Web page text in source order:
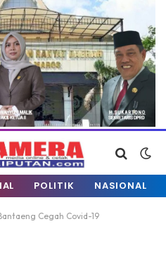
POLITIK NASIONAL
Cegah Covid-19